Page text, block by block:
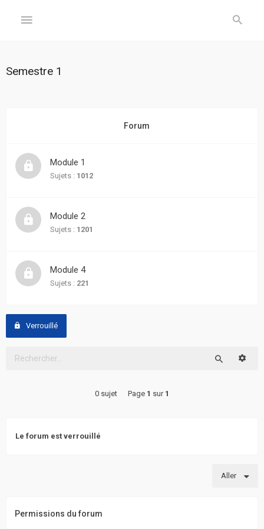
FORUM
Sujets
sans
réponse
actifs
Recherche
Semestre 1
Forum
Module 1
Sujets : 1012
Module 2
Sujets : 1201
Module 4
Sujets : 221
Verrouillé
0 sujet Page 1 sur 1
Le forum est verrouillé
Aller
Permissions du forum